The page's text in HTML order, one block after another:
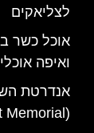
לצליאקים
אוכל כשר
ואיפה
אנדרטת
(Holocaust Memorial)